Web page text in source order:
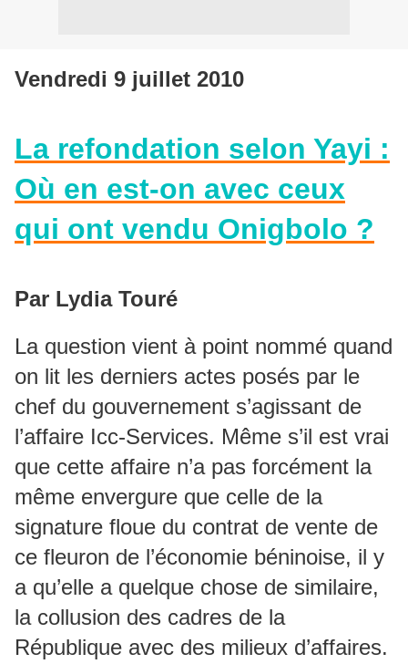
Vendredi 9 juillet 2010
La refondation selon Yayi :
Où en est-on avec ceux
qui ont vendu Onigbolo ?
Par Lydia Touré
La question vient à point nommé quand
on lit les derniers actes posés par le
chef du gouvernement s’agissant de
l’affaire Icc-Services. Même s’il est vrai
que cette affaire n’a pas forcément la
même envergure que celle de la
signature floue du contrat de vente de
ce fleuron de l’économie béninoise, il y
a qu’elle a quelque chose de similaire,
la collusion des cadres de la
République avec des milieux d’affaires.